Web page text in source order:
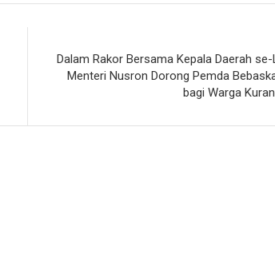
Dalam Rakor Bersama Kepala Daerah
Menteri Nusron Dorong Pemda
bagi Warga